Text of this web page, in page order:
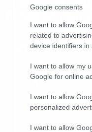
Google consents
I want to allow
related to
device identifiers in
I want to allow my
Google for online
I want to allow
personalized
I want to allow
Τι μυστικό
Rings of Power;